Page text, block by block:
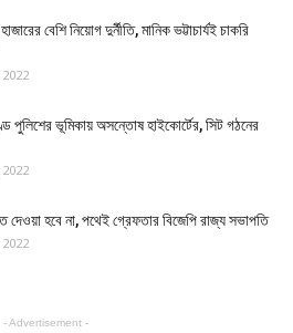
বেশি নিয়োগ দুর্নীতি, মানিক ভট্টাচার্যই চাকরি
পুলিশের ভূমিকায় অসন্তোষ হাইকোর্টের, সিট গঠনের
দেওয়া হবে না, পথেই গ্রেফতার বিজেপি রাজ্য সভাপতি
- Advertisement -